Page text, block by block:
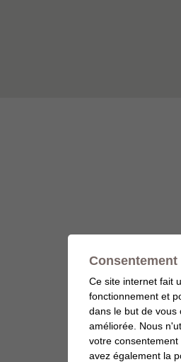
Ce site internet fait
fonctionnement et
dans le but de vous
améliorée. Nous
votre consentement
avez également la